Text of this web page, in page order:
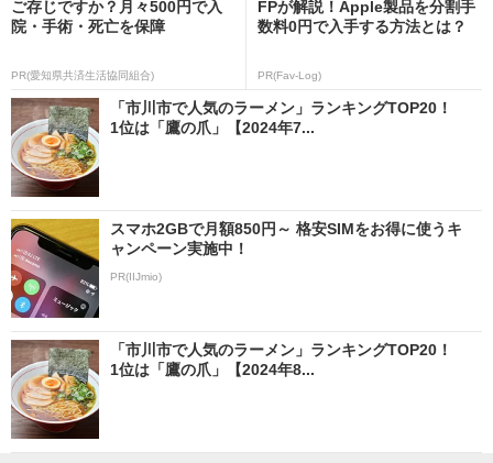
ご存じですか？月々500円で入
院・手術・死亡を保障
PR(愛知県共済生活協同組合)
FPが解説！Apple製品を分割手
数料0円で入手する方法とは？
PR(Fav-Log)
「市川市で人気のラーメン」ランキングTOP20！
1位は「鷹の爪」【2024年7...
スマホ2GBで月額850円～ 格安SIMをお得に使うキ
ャンペーン実施中！
PR(IIJmio)
「市川市で人気のラーメン」ランキングTOP20！
1位は「鷹の爪」【2024年8...